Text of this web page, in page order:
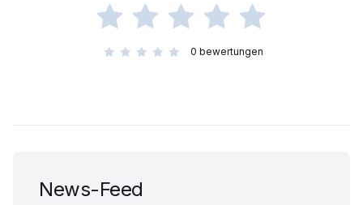
0 bewertungen
News-Feed